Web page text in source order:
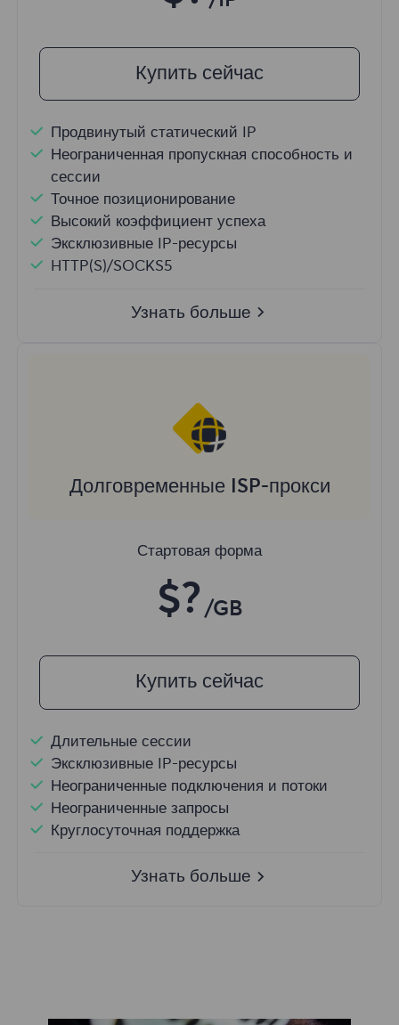
Купить сейчас
Продвинутый статический IP
Неограниченная пропускная способность и
сессии
Точное позиционирование
Высокий коэффициент успеха
Эксклюзивные IP-ресурсы
HTTP(S)/SOCKS5
Узнать больше
Долговременные ISP-прокси
Стартовая форма
$? /GB
Купить сейчас
Длительные сессии
Эксклюзивные IP-ресурсы
Неограниченные подключения и потоки
Неограниченные запросы
Круглосуточная поддержка
Узнать больше